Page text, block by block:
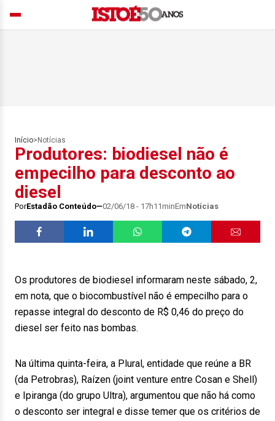
Início> Notícias
Produtores: biodiesel não é
empecilho para desconto ao
diesel
PorEstadão Conteúdo 02/06/18 - 17h11minEmNotícias
Os produtores de biodiesel informaram neste sábado, 2,
em nota, que o biocombustível não é empecilho para o
repasse integral do desconto de R$ 0,46 do preço do
diesel ser feito nas bombas.
Na última quinta-feira, a Plural, entidade que reúne a BR
(da Petrobras), Raízen (joint venture entre Cosan e Shell)
e Ipiranga (do grupo Ultra), argumentou que não há como
o desconto ser integral e disse temer que os critérios de